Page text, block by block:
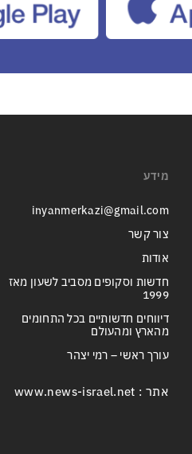
מידע
inyanmerkazi@gmail.com
צור קשר
אודות
חדשות וסקופים מסביב לשעון מאז
1999
דיווחים חדשותיים בכל התחומים
מהארץ ומהעולם
עורך ראשי – רמי יצהר
אתר : www.news-israel.net